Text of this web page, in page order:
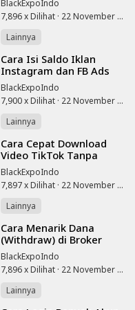
BlackExpoIndo
7,896 x Dilihat · 22 November 2025
Lainnya
⁣Cara Isi Saldo Iklan
Instagram dan FB Ads
via Bank di Android
BlackExpoIndo
7,900 x Dilihat · 22 November 2025
Lainnya
⁣Cara Cepat Download
Video TikTok Tanpa
Watermark
BlackExpoIndo
7,897 x Dilihat · 22 November 2025
Lainnya
⁣Cara Menarik Dana
(Withdraw) di Broker
Forex FBS
BlackExpoIndo
7,896 x Dilihat · 22 November 2025
Lainnya